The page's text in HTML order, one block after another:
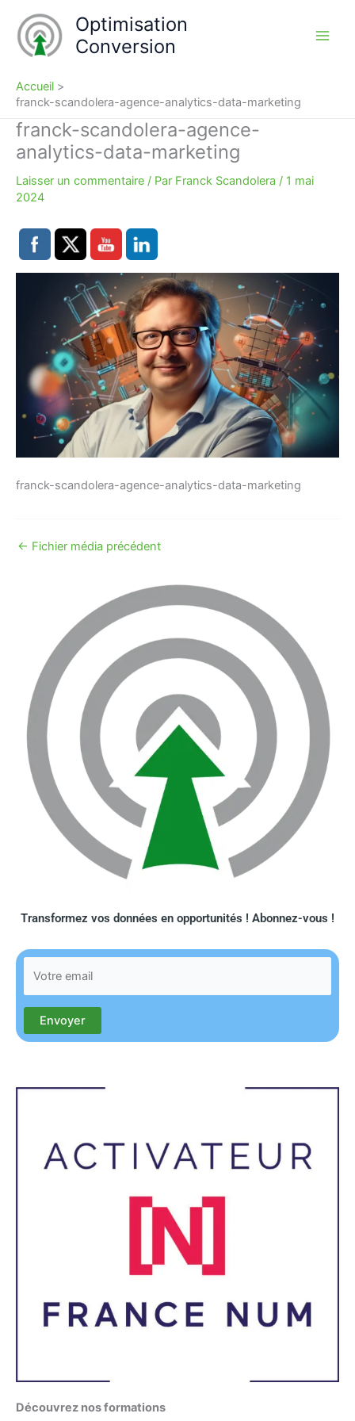
contenu
Optimisation
Conversion
Accueil
franck-scandolera-agence-analytics-data-marketing
franck-scandolera-agence-
analytics-data-marketing
Laisser un commentaire / Par Franck Scandolera / 1 mai
2024
franck-scandolera-agence-analytics-data-marketing
← Fichier média précédent
Transformez vos données en opportunités ! Abonnez-vous !​
Découvrez nos formations